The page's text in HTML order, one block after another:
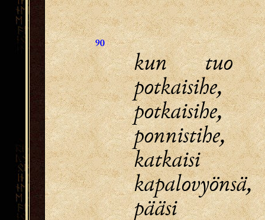
90
kun tuo
potkaisihe,
potkaisihe,
ponnistihe,
katkaisi
kapalovyönsä,
pääsi